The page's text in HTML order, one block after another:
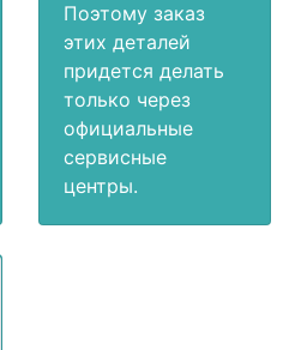
Поэтому заказ
этих деталей
придется делать
только через
официальные
сервисные
центры.